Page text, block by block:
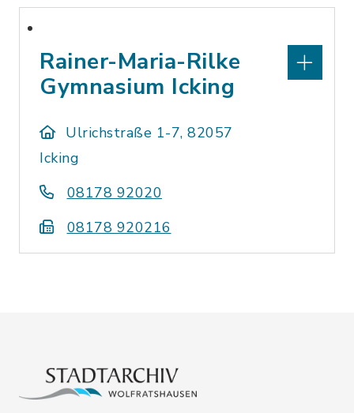
Rainer-Maria-Rilke
Gymnasium Icking
Ulrichstraße 1-7, 82057
Icking
08178 92020
08178 920216